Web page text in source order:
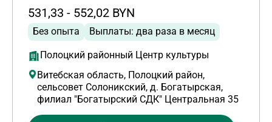
531,33 - 552,02 BYN
Без опыта Выплаты: два раза в месяц
Полоцкий районный Центр культуры
Витебская область, Полоцкий район,
сельсовет Солоникский, д. Богатырская,
филиал "Богатырский СДК" Центральная 35